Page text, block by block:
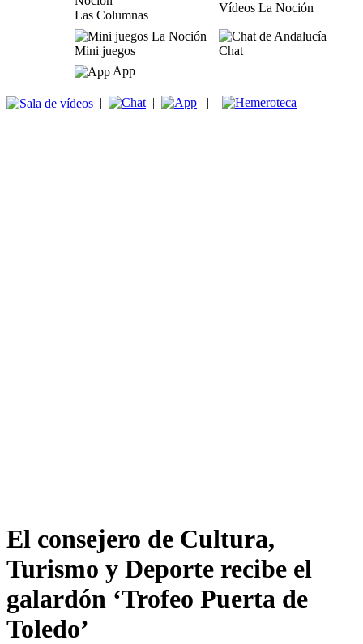
Las Columnas
Vídeos La Noción
Mini juegos
Chat
App
| | |
El consejero de Cultura,
Turismo y Deporte recibe el
galardón ‘Trofeo Puerta de
Toledo’